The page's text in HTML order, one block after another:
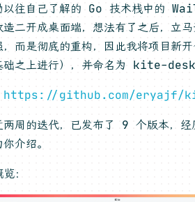
以往自己了解的 Go 技术栈中的
造二开成桌面端，想法有了之后，立
，而是彻底的重构，因此我将项目新
础之上进行），并命名为 kite-
https://github.com/eryajf/
两周的迭代，已发布了 9 个版本，经
介绍。
：